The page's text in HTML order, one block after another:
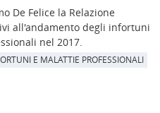
De Felice la Relazione
all'andamento degli infortuni
nel 2017.
E MALATTIE PROFESSIONALI